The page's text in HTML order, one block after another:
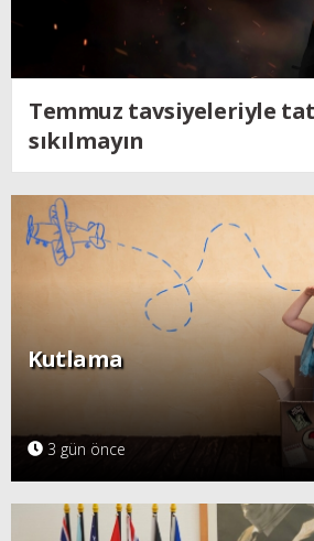
Kendine dönen adam;
Odysseus´u
Kutlama
3 gün önce